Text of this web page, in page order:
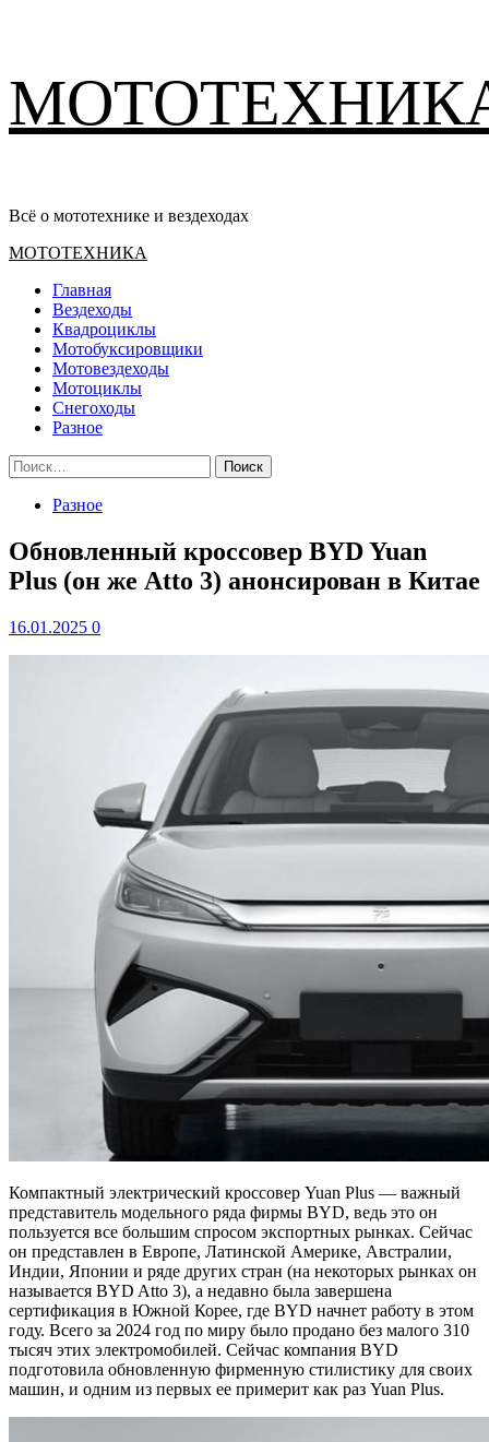
содержимому
Всё о мототехнике и вездеходах
Основное
МОТОТЕХНИКА
Главная
Вездеходы
Квадроциклы
Мотобуксировщики
Мотовездеходы
Мотоциклы
Снегоходы
Разное
Найти:
Разное
Обновленный кроссовер BYD Yuan
Plus (он же Atto 3) анонсирован в Китае
16.01.2025 0
Компактный электрический кроссовер Yuan Plus — важный
представитель модельного ряда фирмы BYD, ведь это он
пользуется все большим спросом экспортных рынках. Сейчас
он представлен в Европе, Латинской Америке, Австралии,
Индии, Японии и ряде других стран (на некоторых рынках он
называется BYD Atto 3), а недавно была завершена
сертификация в Южной Корее, где BYD начнет работу в этом
году. Всего за 2024 год по миру было продано без малого 310
тысяч этих электромобилей. Сейчас компания BYD
подготовила обновленную фирменную стилистику для своих
машин, и одним из первых ее примерит как раз Yuan Plus.